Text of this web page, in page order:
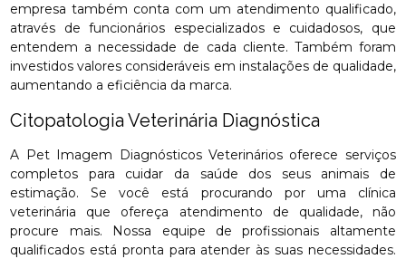
empresa também conta com um atendimento qualificado,
através de funcionários especializados e cuidadosos, que
entendem a necessidade de cada cliente. Também foram
investidos valores consideráveis em instalações de qualidade,
aumentando a eficiência da marca.
Citopatologia Veterinária Diagnóstica
A Pet Imagem Diagnósticos Veterinários oferece serviços
completos para cuidar da saúde dos seus animais de
estimação. Se você está procurando por uma clínica
veterinária que ofereça atendimento de qualidade, não
procure mais. Nossa equipe de profissionais altamente
qualificados está pronta para atender às suas necessidades.